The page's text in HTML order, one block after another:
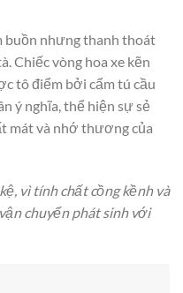
buồn nhưng thanh thoát
Chiếc vòng hoa xe kẽn
tô điểm bởi cẩm tú cầu
ý nghĩa, thể hiện sự sẻ
mát và nhớ thương của
vì tính chất cồng kềnh và
chuyển phát sinh với